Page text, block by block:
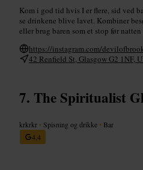
Kom i god tid hvis I er flere, sid ved
se drinkene blive lavet. Kombiner
eller brug baren som et stop før
https://instagram.com/
42 Renfield St, Glasgow G2 1NF,
The Spiritualist
krkrkr • Spisning og drikke • Bar
4,4